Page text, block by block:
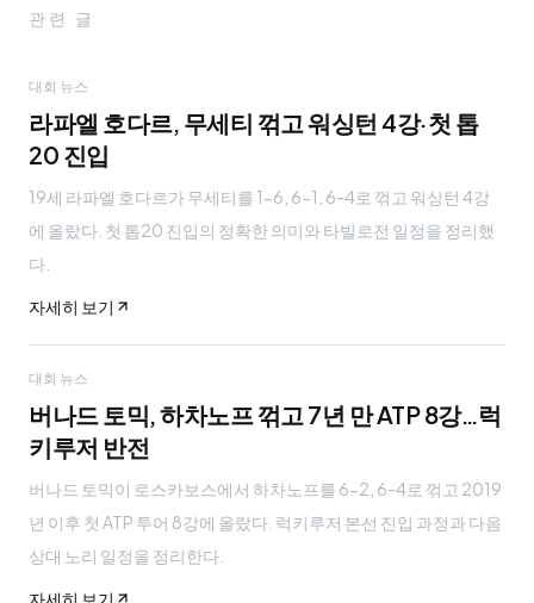
관련 글
대회 뉴스
라파엘 호다르, 무세티 꺾고 워싱턴 4강·첫 톱
20 진입
19세 라파엘 호다르가 무세티를 1-6, 6-1, 6-4로 꺾고 워싱턴 4강
에 올랐다. 첫 톱20 진입의 정확한 의미와 타빌로전 일정을 정리했
다.
자세히 보기
대회 뉴스
버나드 토믹, 하차노프 꺾고 7년 만 ATP 8강…럭
키루저 반전
버나드 토믹이 로스카보스에서 하차노프를 6-2, 6-4로 꺾고 2019
년 이후 첫 ATP 투어 8강에 올랐다. 럭키루저 본선 진입 과정과 다음
상대 노리 일정을 정리한다.
자세히 보기